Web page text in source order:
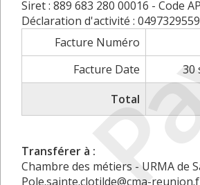
Siret : 889 683 280 00016 - Code
Déclaration d'activité :
Facture Numéro
Facture Date
30
Total
Transférer à :
Chambre des métiers - URMA de
Pole.sainte.clotilde@cma-